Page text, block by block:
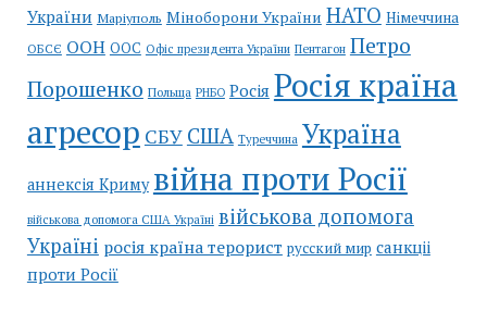
України Маріуполь Міноборони України НАТО Німеччина
ОБСЄ ООН ООС Офіс президента України Пентагон Петро
Порошенко Польща РНБО Росія Росія країна
агресор СБУ США Туреччина Україна
аннексія Криму війна проти Росії
військова допомога США Україні військова допомога
Україні росія країна терорист русский мир санкціі
проти Росії